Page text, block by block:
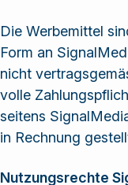
Die Werbemittel
Form an
nicht
volle
seitens
in Rechnung
Nutzungsrechte